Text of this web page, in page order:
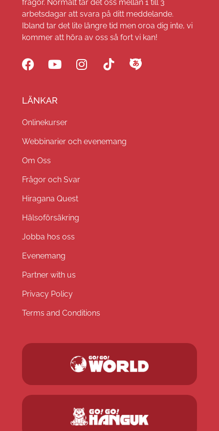
frågor. Normalt tar det oss mellan 1 till 3
arbetsdagar att svara på ditt meddelande.
Ibland tar det lite längre tid men oroa dig inte, vi
kommer att höra av oss så fort vi kan!
LÄNKAR
Onlinekurser
Webbinarier och evenemang
Om Oss
Frågor och Svar
Hiragana Quest
Hälsoförsäkring
Jobba hos oss
Evenemang
Partner with us
Privacy Policy
Terms and Conditions